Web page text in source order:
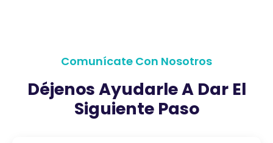
Comunícate Con Nosotros
Déjenos Ayudarle A Dar El
Siguiente Paso